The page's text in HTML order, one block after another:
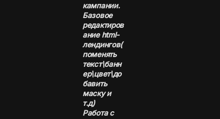
кампании.
Базовое
редактиров
ание html-
лендингов(
поменять
текст\банн
ер\цвет\до
бавить
маску и
т.д)
Работа с